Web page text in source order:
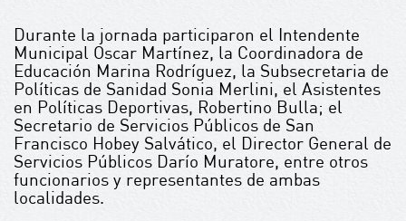
Durante la jornada participaron el Intendente
Municipal Oscar Martínez, la Coordinadora de
Educación Marina Rodríguez, la Subsecretaria de
Políticas de Sanidad Sonia Merlini, el Asistentes
en Políticas Deportivas, Robertino Bulla; el
Secretario de Servicios Públicos de San
Francisco Hobey Salvático, el Director General de
Servicios Públicos Darío Muratore, entre otros
funcionarios y representantes de ambas
localidades.